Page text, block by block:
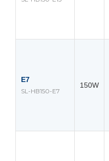
E7
SL-HB150-E7
150W